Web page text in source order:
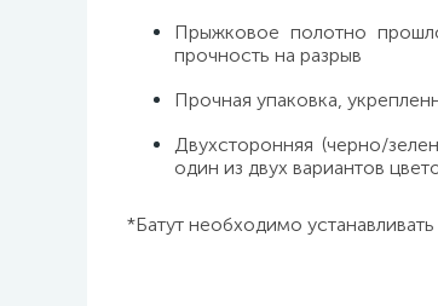
Прыжковое полотно
прочность на разрыв
Прочная упаковка,
Двухсторонняя (черно/
один из двух вариантов
*Батут необходимо